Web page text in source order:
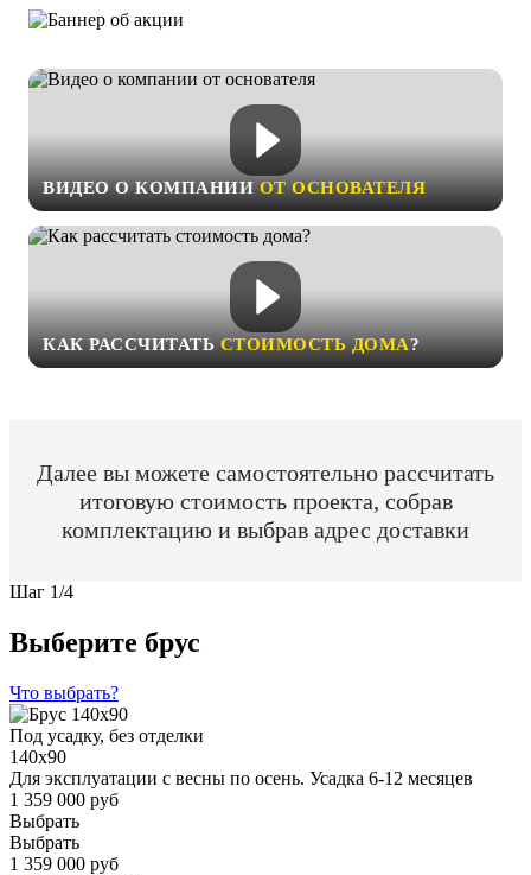
ВИДЕО О КОМПАНИИОТ ОСНОВАТЕЛЯ
КАК РАССЧИТАТЬСТОИМОСТЬ ДОМА?
Далее вы можете самостоятельно рассчитать
итоговую стоимость проекта, собрав
комплектацию и выбрав адрес доставки
Шаг 1/4
Выберите брус
Что выбрать?
Под усадку, без отделки
140x90
Для эксплуатации с весны по осень. Усадка 6-12 месяцев
1 359 000 руб
Выбрать
Выбрать
1 359 000 руб